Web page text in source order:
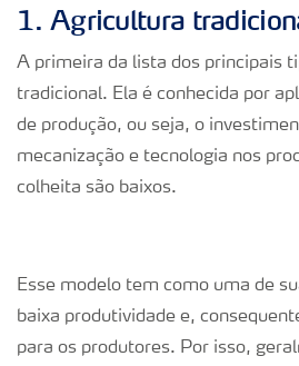
1. Agricultura
A primeira da lista dos principais
tradicional. Ela é conhecida por
de produção, ou seja, o
mecanização e tecnologia nos
colheita são baixos.
Esse modelo tem como uma de
baixa produtividade e,
para os produtores. Por isso,